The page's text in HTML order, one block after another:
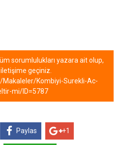
sorumlulukları yazara ait olup,
geçiniz.
Kombiyi-Surekli-Ac-
mi/ID=5787
Paylas +1